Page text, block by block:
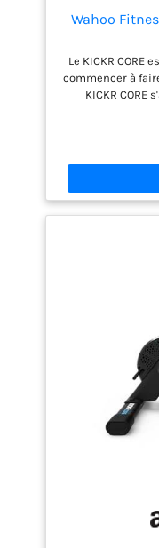
Wahoo
Le KICKR
commencer à
KICKR
configuration
meilleure
clés de
façon la plus
vélo en
LÉGENDAIRE
CONDUITE
WiFi intégré
des mises à
connecté à un
Core 2 : Prend
virtuel Zwift
Changement de
configuration
Click, KICKR
moniteurs de
contrôleurs,
indiquent l'état